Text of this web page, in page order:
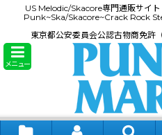
US Melodic/Skacore専門通販サ
Punk~Ska/Skacore~Crack Rock
東京都公安委員会公認古物商免許
メニュー